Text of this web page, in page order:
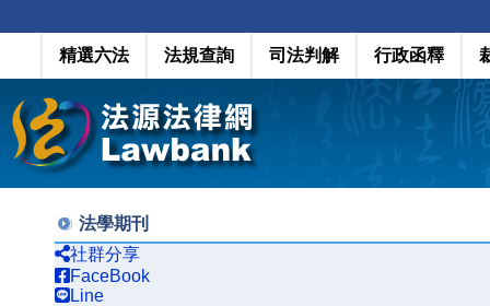
精選六法 法規查詢 司法判解 行政函釋
法學期刊
社群分享
FaceBook
Line